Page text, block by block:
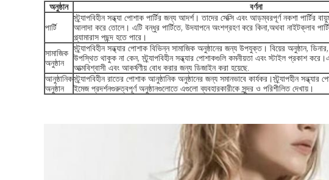
অনুষ্ঠান
বর্ণনা
পার্টি
স্ট্র্যাপবিহীন সন্ধ্যা পোশাক পার্টির জন্য আদর্শ। তাদের সেক্সি এবং আড়ম্বরপূর্ণ নকশা পার্টির
আলাদা করে তোলে। এটি বন্ধুর পার্টিতে, উদযাপনে অংশগ্রহণ করে কিনা,অথবা নাইটক্লাব
গ্ল্যামারাস পছন্দ হতে পারে।
সামাজিক
অনুষ্ঠান
স্ট্র্যাপবিহীন সন্ধ্যার পোশাক বিভিন্ন সামাজিক অনুষ্ঠানের জন্য উপযুক্ত। বিয়ের অনুষ্ঠান, ডিনার,
উপস্থিত থাকুক না কেন, স্ট্র্যাপবিহীন সন্ধ্যার পোশাকগুলি কমনীয়তা এবং স্টাইল প্রকাশ
আত্মবিশ্বাসী এবং আকর্ষণীয় বোধ করার জন্য ডিজাইন করা হয়েছে.
আনুষ্ঠানিক
অনুষ্ঠান
স্ট্র্যাপবিহীন রাতের পোশাক আনুষ্ঠানিক অনুষ্ঠানের জন্য সমানভাবে কার্যকর।স্ট্র্যাপহীন
ইমেজ প্রদর্শনগুরুত্বপূর্ণ অনুষ্ঠানগুলোতে এগুলো ব্যবহারকারীকে সুন্দর ও পরিশীলিত দেখায়।